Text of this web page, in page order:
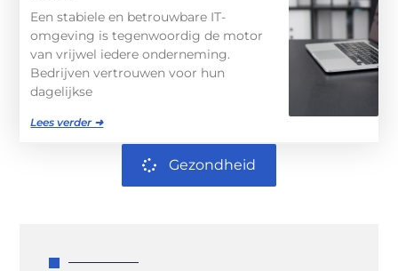
Een stabiele en betrouwbare IT-
omgeving is tegenwoordig de motor
van vrijwel iedere onderneming.
Bedrijven vertrouwen voor hun
dagelijkse
Lees verder ➜
Gezondheid